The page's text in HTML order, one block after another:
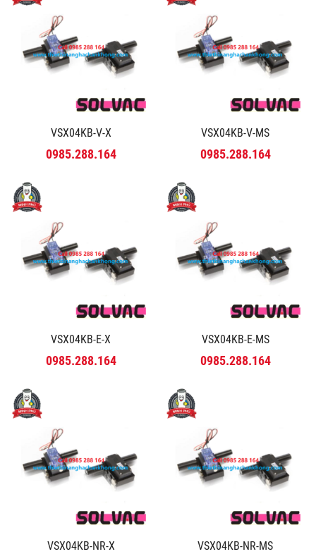
VSX04KB-V-X
0985.288.164
VSX04KB-V-MS
0985.288.164
VSX04KB-E-X
0985.288.164
VSX04KB-E-MS
0985.288.164
VSX04KB-NR-X VSX04KB-NR-MS